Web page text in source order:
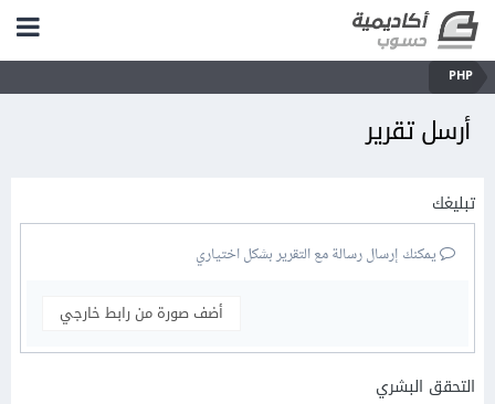
PHP
أرسل تقرير
تبليغك
يمكنك إرسال رسالة مع التقرير بشكل اختياري
أضف صورة من رابط خارجي
التحقق البشري